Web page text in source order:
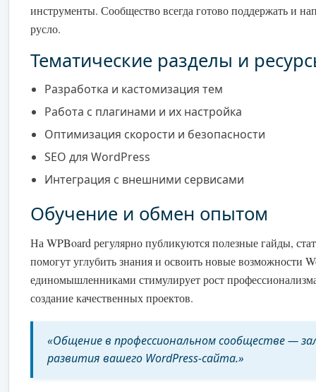
инструменты. Сообщество всегда готово поддержать и
русло.
Тематические разделы и
Разработка и кастомизация тем
Работа с плагинами и их настройка
Оптимизация скорости и безопасности
SEO для WordPress
Интеграция с внешними сервисами
Обучение и обмен опытом
На WPBoard регулярно публикуются полезные гайды,
помогут углубить знания и освоить новые возможности
единомышленниками стимулирует рост
создание качественных проектов.
«Общение в профессиональном сообществе —
развития вашего WordPress-сайта.»